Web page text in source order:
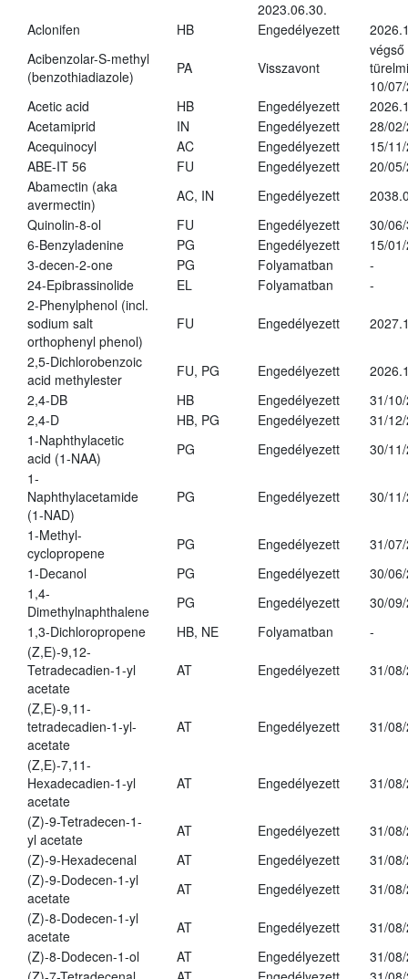
2023.06.30.
Aclonifen
HB Engedélyezett
Acibenzolar-S-methyl
(benzothiadiazole)
PA Visszavont
végső
10/
Acetic acid
HB Engedélyezett
Acetamiprid
IN Engedélyezett
28/
Acequinocyl
AC Engedélyezett
15/
ABE-IT 56
FU Engedélyezett
20/
Abamectin (aka
avermectin)
AC, IN Engedélyezett
Quinolin-8-ol
FU Engedélyezett
30/
6-Benzyladenine
PG Engedélyezett
15/
3-decen-2-one
PG Folyamatban
-
24-Epibrassinolide
EL Folyamatban
-
2-Phenylphenol (incl.
sodium salt
orthophenyl phenol)
FU Engedélyezett
2,5-Dichlorobenzoic
acid methylester
FU, PG Engedélyezett
2,4-DB
HB Engedélyezett
31/
2,4-D
HB, PG Engedélyezett
31/
1-Naphthylacetic
acid (1-NAA)
PG Engedélyezett
30/
1-
Naphthylacetamide
(1-NAD)
PG Engedélyezett 30/
1-Methyl-
cyclopropene
PG Engedélyezett
31/
1-Decanol
PG Engedélyezett
30/
1,4-
Dimethylnaphthalene
PG Engedélyezett
30/
1,3-Dichloropropene
HB, NE Folyamatban
-
(Z,E)-9,12-
Tetradecadien-1-yl
acetate
AT Engedélyezett 31/
(Z,E)-9,11-
tetradecadien-1-yl-
acetate
AT Engedélyezett 31/
(Z,E)-7,11-
Hexadecadien-1-yl
acetate
AT Engedélyezett 31/
(Z)-9-Tetradecen-1-
yl acetate
AT Engedélyezett
31/
(Z)-9-Hexadecenal
AT Engedélyezett
31/
(Z)-9-Dodecen-1-yl
acetate
AT Engedélyezett
31/
(Z)-8-Dodecen-1-yl
acetate
AT Engedélyezett
31/
(Z)-8-Dodecen-1-ol
AT Engedélyezett
31/